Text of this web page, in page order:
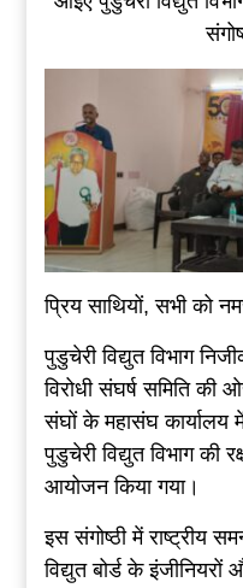
प्रिय साथियों, सभी को
पुडुचेरी विद्युत विभाग
विरोधी संघर्ष समिति की
संघों के महासंघ
पुडुचेरी विद्युत विभाग की
आयोजन किया गया।
इस संगोष्ठी में राष्ट्रीय
विद्युत बोर्ड के